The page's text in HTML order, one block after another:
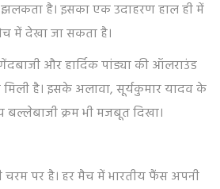
है। इसका एक उदाहरण हाल ही में
में देखा जा सकता है।
और हार्दिक पांड्या की ऑलराउंड
मिली है। इसके अलावा, सूर्यकुमार यादव के
बल्लेबाजी क्रम भी मजबूत दिखा।
चरम पर है। हर मैच में भारतीय फैंस अपनी